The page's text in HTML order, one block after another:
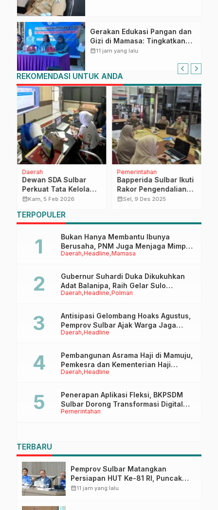
Gerakan Edukasi Pangan dan
Gizi di Mamasa: Tingkatkan
Pengetahuan dan
calendar_month11 jam yang lalu
REKOMENDASI UNTUK ANDA
Daerah
Dewan SDA Sulbar
Perkuat Tata Kelola
Sumber Daya Air
calendar_monthKam, 5 Feb 2026
Pemerintahan
Bapperida Sulbar Ikuti
Rakor Pengendalian
Inflasi dan
calendar_monthSel, 9 Des 2025
TERPOPULER
Daerah Headline Mamasa
Bukan Hanya Membantu Ibunya
Berusaha, PNM Juga Menjaga Mimpi
Anaknya Untuk Menggapai Cita-Cita
Daerah Headline Polman
Gubernur Suhardi Duka Dikukuhkan
Adat Balanipa, Raih Gelar Sulo
Tappidena
Daerah Headline
Antisipasi Gelombang Hoaks Agustus,
Pemprov Sulbar Ajak Warga Jaga
Ruang Digital
Daerah Headline
Pembangunan Asrama Haji di Mamuju,
Pemkesra dan Kementerian Haji
Sulbar Tinjau Lokasi
Pemerintahan
Penerapan Aplikasi Fleksi, BKPSDM
Sulbar Dorong Transformasi Digital
Sistem Kehadiran ASN
TERBARU
Pemprov Sulbar Matangkan
Persiapan HUT Ke-81 RI, Puncak
Upacara di Lapangan Ahmad
calendar_month11 jam yang lalu